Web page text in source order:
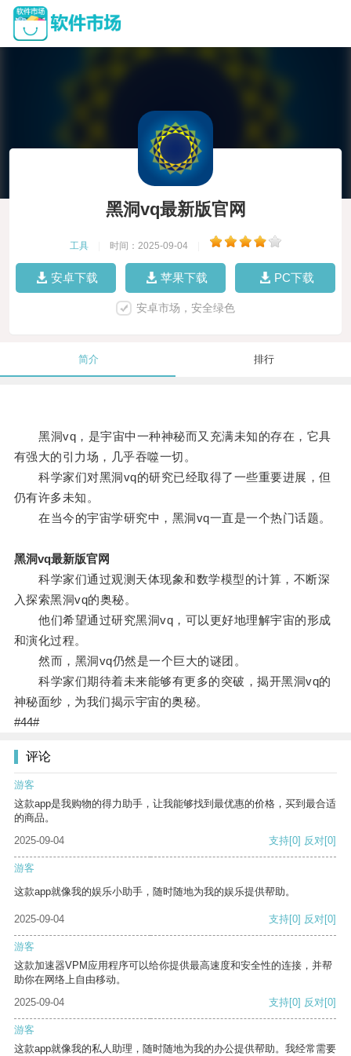
黑洞vq最新版官网
工具 时间：2025-09-04
安卓下载 苹果下载 PC下载
安卓市场，安全绿色
简介 排行
黑洞vq，是宇宙中一种神秘而又充满未知的存在，它具
有强大的引力场，几乎吞噬一切。
科学家们对黑洞vq的研究已经取得了一些重要进展，但
仍有许多未知。
在当今的宇宙学研究中，黑洞vq一直是一个热门话题。
黑洞vq最新版官网
科学家们通过观测天体现象和数学模型的计算，不断深
入探索黑洞vq的奥秘。
他们希望通过研究黑洞vq，可以更好地理解宇宙的形成
和演化过程。
然而，黑洞vq仍然是一个巨大的谜团。
科学家们期待着未来能够有更多的突破，揭开黑洞vq的
神秘面纱，为我们揭示宇宙的奥秘。
#44#
评论
游客
这款app是我购物的得力助手，让我能够找到最优惠的价格，买到最合适
的商品。
2025-09-04
支持[0] 反对[0]
游客
这款app就像我的娱乐小助手，随时随地为我的娱乐提供帮助。
2025-09-04 支持[0] 反对[0]
游客
这款加速器VPM应用程序可以给你提供最高速度和安全性的连接，并帮
助你在网络上自由移动。
2025-09-04
支持[0] 反对[0]
游客
这款app就像我的私人助理，随时随地为我的办公提供帮助。我经常需要